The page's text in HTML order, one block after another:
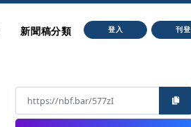
新聞稿分類 登入 刊登